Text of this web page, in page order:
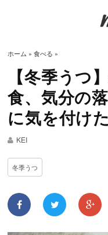
ホーム »食べる »
【冬季うつ
食、気分の
に気を付け
KEI
冬季うつ